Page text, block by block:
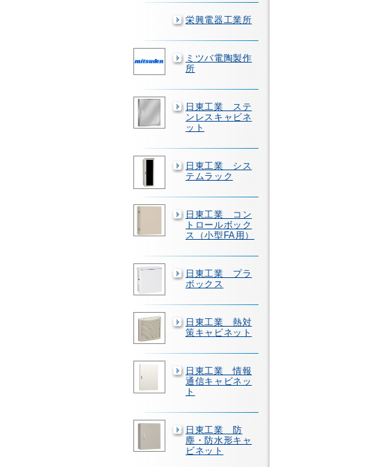
栄興電器工業所
ミツバ電陶製作
所
日東工業 ステ
ンレスキャビネ
ット
日東工業 シス
テムラック
日東工業 コン
トロールボック
ス（小型FA用）
日東工業 プラ
ボックス
日東工業 熱対
策キャビネット
日東工業 情報
通信キャビネッ
ト
日東工業 防
塵・防水形キャ
ビネット